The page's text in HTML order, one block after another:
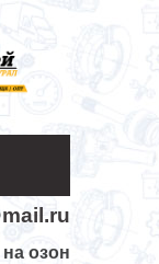
на озон